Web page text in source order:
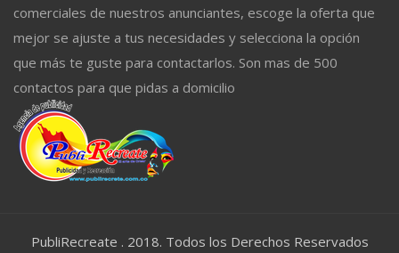
comerciales de nuestros anunciantes, escoge la oferta que
mejor se ajuste a tus necesidades y selecciona la opción
que más te guste para contactarlos. Son mas de 500
contactos para que pidas a domicilio
PubliRecreate . 2018. Todos los Derechos Reservados